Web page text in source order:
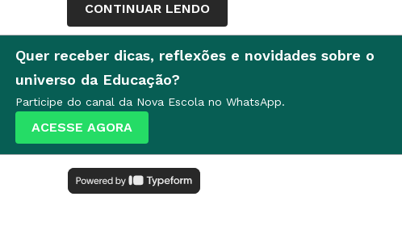
na área da Educação são: auxiliar de berçário, inspetor
escolar, monitor educacional, professor de Educação
e professor de Educação Básica II - Educação Física.
e de títulos para alguns cargos. Os cargos de nível
de R$ 1.035,03 e os professores de R$ 11,16 ou
+ bonificação por assiduidade.
CONTINUAR LENDO
Quer receber dicas, reflexões e novidades sobre o
universo da Educação?
Participe do canal da Nova Escola no WhatsApp.
ACESSE AGORA